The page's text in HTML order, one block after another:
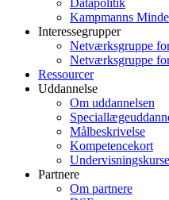
Datapolitik
Kampmanns
Interessegrupper
Netværksgruppe
Netværksgruppe
Ressourcer
Uddannelse
Om uddannelsen
Målbeskrivelse
Kompetencekort
Partnere
Om partnere